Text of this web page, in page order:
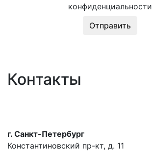
конфиденциальности
Контакты
г. Санкт-Петербург
Константиновский пр-кт, д. 11